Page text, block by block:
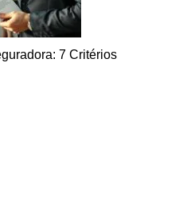
7 Critérios